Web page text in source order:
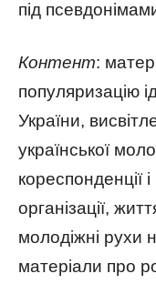
під
Контент:
популяризацію
України,
української
кореспонденції
організації,
молодіжні рухи
матеріали про